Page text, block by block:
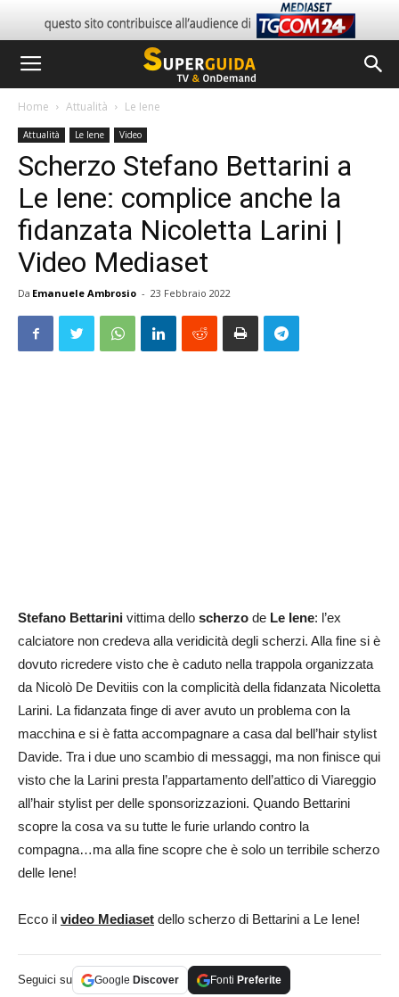
Home Attualità Le Iene
Attualità Le Iene Video
Scherzo Stefano Bettarini a
Le Iene: complice anche la
fidanzata Nicoletta Larini |
Video Mediaset
Da Emanuele Ambrosio - 23 Febbraio 2022
Stefano Bettarini vittima dello scherzo de Le Iene: l’ex
calciatore non credeva alla veridicità degli scherzi. Alla fine si è
dovuto ricredere visto che è caduto nella trappola organizzata
da Nicolò De Devitiis con la complicità della fidanzata Nicoletta
Larini. La fidanzata finge di aver avuto un problema con la
macchina e si è fatta accompagnare a casa dal bell’hair stylist
Davide. Tra i due uno scambio di messaggi, ma non finisce qui
visto che la Larini presta l’appartamento dell’attico di Viareggio
all’hair stylist per delle sponsorizzazioni. Quando Bettarini
scopre la cosa va su tutte le furie urlando contro la
compagna…ma alla fine scopre che è solo un terribile scherzo
delle Iene!
Ecco il video Mediaset dello scherzo di Bettarini a Le Iene!
Seguici su Google Discover Fonti Preferite